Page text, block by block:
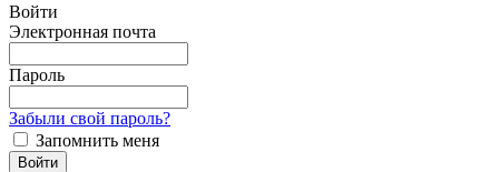
Войти
Электронная почта
Пароль
Забыли свой пароль?
Запомнить меня